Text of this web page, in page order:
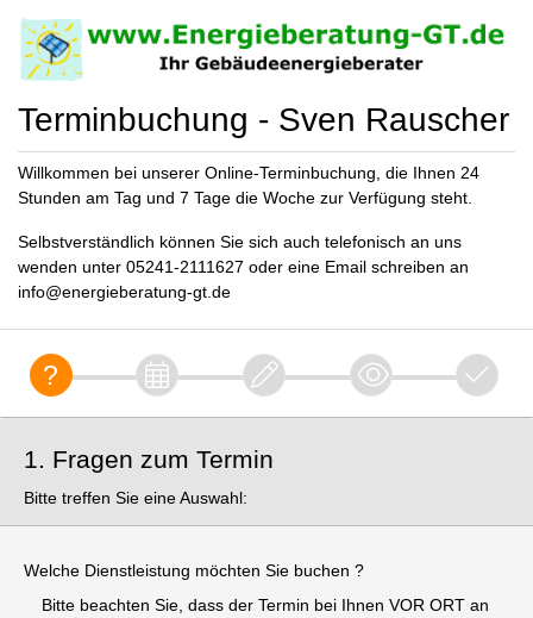
Terminbuchung - Sven Rauscher
Willkommen bei unserer Online-Terminbuchung, die Ihnen 24
Stunden am Tag und 7 Tage die Woche zur Verfügung steht.
Selbstverständlich können Sie sich auch telefonisch an uns
wenden unter 05241-2111627 oder eine Email schreiben an
info@energieberatung-gt.de
1. Fragen zum Termin
Bitte treffen Sie eine Auswahl:
Welche Dienstleistung möchten Sie buchen ?
Bitte beachten Sie, dass der Termin bei Ihnen VOR ORT an